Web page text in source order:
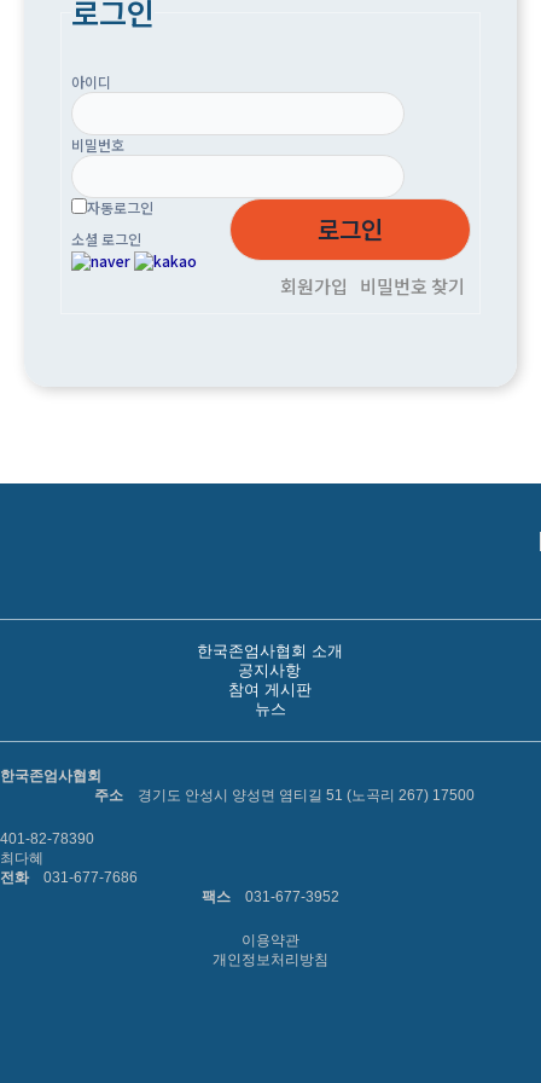
로그인
아이디
비밀번호
자동로그인
소셜 로그인
비밀번호 찾기
회원가입
한국존엄사협회 소개
공지사항
참여 게시판
뉴스
한국존엄사협회
주소
경기도 안성시 양성면 염티길 51 (노곡리 267) 17500
401-82-78390
최다혜
전화
031-677-7686
팩스
031-677-3952
이용약관
개인정보처리방침